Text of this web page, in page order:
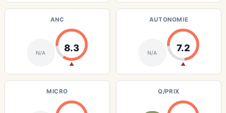
ANC
N/A 8.3
▲
AUTONOMIE
N/A 7.2
▲
MICRO Q/PRIX